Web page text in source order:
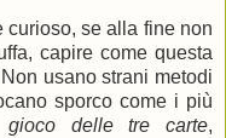
curioso, se alla fine non
capire come questa
usano strani metodi
sporco come i più
gioco delle tre carte,